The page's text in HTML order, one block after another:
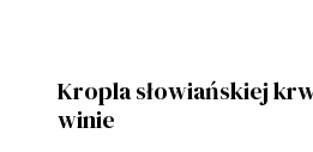
Kropla słowiańskiej
winie